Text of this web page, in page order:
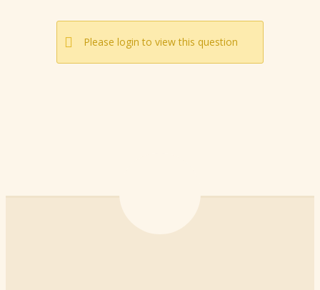
Please login to view this question